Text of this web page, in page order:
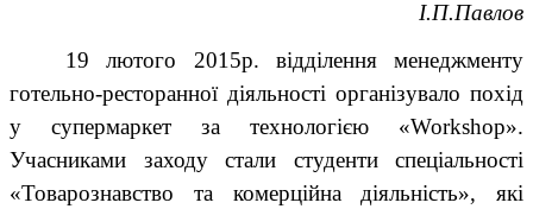
І.П.Павлов
19 лютого 2015р. відділення менеджменту
готельно-ресторанної діяльності організувало похід
у супермаркет за технологією «Workshop».
Учасниками заходу стали студенти спеціальності
«Товарознавство та комерційна діяльність», які